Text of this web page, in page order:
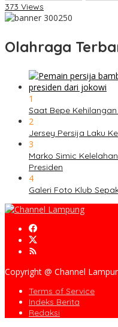
373 Views
Olahraga
1
Saat Bepe
2
Jersey Persija Laku
3
Marko Simic
Presiden
4
Galeri Foto Klub
Copyright @ Channel
Terms of Service
Indeks Berita
Redaksi